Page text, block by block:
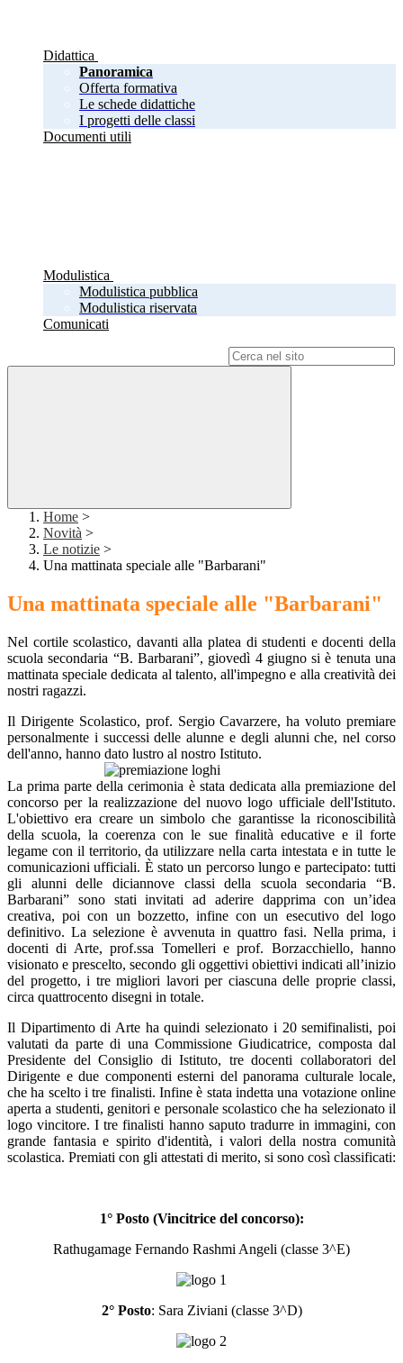
Didattica
Panoramica
Offerta formativa
Le schede didattiche
I progetti delle classi
Documenti utili
Modulistica
Modulistica pubblica
Modulistica riservata
Comunicati
Home >
Novità >
Le notizie >
Una mattinata speciale alle "Barbarani"
Una mattinata speciale alle "Barbarani"
Nel cortile scolastico, davanti alla platea di studenti e docenti della
scuola secondaria “B. Barbarani”, giovedì 4 giugno si è tenuta una
mattinata speciale dedicata al talento, all'impegno e alla creatività dei
nostri ragazzi.
Il Dirigente Scolastico, prof. Sergio Cavarzere, ha voluto premiare
personalmente i successi delle alunne e degli alunni che, nel corso
dell'anno, hanno dato lustro al nostro Istituto.
La prima parte della cerimonia è stata dedicata alla premiazione del
concorso per la realizzazione del nuovo logo ufficiale dell'Istituto.
L'obiettivo era creare un simbolo che garantisse la riconoscibilità
della scuola, la coerenza con le sue finalità educative e il forte
legame con il territorio, da utilizzare nella carta intestata e in tutte le
comunicazioni ufficiali. È stato un percorso lungo e partecipato: tutti
gli alunni delle diciannove classi della scuola secondaria “B.
Barbarani” sono stati invitati ad aderire dapprima con un’idea
creativa, poi con un bozzetto, infine con un esecutivo del logo
definitivo. La selezione è avvenuta in quattro fasi. Nella prima, i
docenti di Arte, prof.ssa Tomelleri e prof. Borzacchiello, hanno
visionato e prescelto, secondo gli oggettivi obiettivi indicati all’inizio
del progetto, i tre migliori lavori per ciascuna delle proprie classi,
circa quattrocento disegni in totale.
Il Dipartimento di Arte ha quindi selezionato i 20 semifinalisti, poi
valutati da parte di una Commissione Giudicatrice, composta dal
Presidente del Consiglio di Istituto, tre docenti collaboratori del
Dirigente e due componenti esterni del panorama culturale locale,
che ha scelto i tre finalisti. Infine è stata indetta una votazione online
aperta a studenti, genitori e personale scolastico che ha selezionato il
logo vincitore. I tre finalisti hanno saputo tradurre in immagini, con
grande fantasia e spirito d'identità, i valori della nostra comunità
scolastica. Premiati con gli attestati di merito, si sono così classificati:
1° Posto (Vincitrice del concorso):
Rathugamage Fernando Rashmi Angeli (classe 3^E)
2° Posto: Sara Ziviani (classe 3^D)